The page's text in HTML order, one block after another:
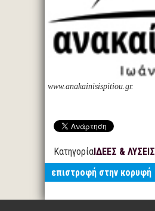
www.anakainisispitiou.gr.
ΚατηγορίαΙΔΕΕΣ & ΛΥΣΕΙΣ
επιστροφή στην κορυφή